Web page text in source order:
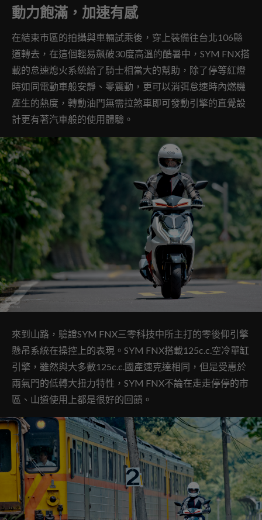
動力飽滿，加速有感
在結束市區的拍攝與車輛試乘後，穿上裝備往台北106縣
道轉去，在這個輕易飆破30度高溫的酷暑中，SYM FNX搭
載的怠速熄火系統給了騎士相當大的幫助，除了停等紅燈
時如同電動車般安靜、零震動，更可以消弭怠速時內燃機
產生的熱度，轉動油門無需拉煞車即可發動引擎的直覺設
計更有著汽車般的使用體驗。
來到山路，驗證SYM FNX三零科技中所主打的零後仰引擎
懸吊系統在操控上的表現。SYM FNX搭載125c.c.空冷單缸
引擎，雖然與大多數125c.c.國產速克達相同，但是受惠於
兩氣門的低轉大扭力特性，SYM FNX不論在走走停停的市
區、山道使用上都是很好的回饋。